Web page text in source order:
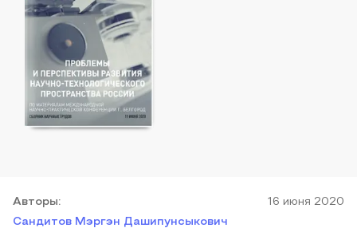
Авторы:
Сандитов Мэргэн Дашипунсыкович
16 июня 2020